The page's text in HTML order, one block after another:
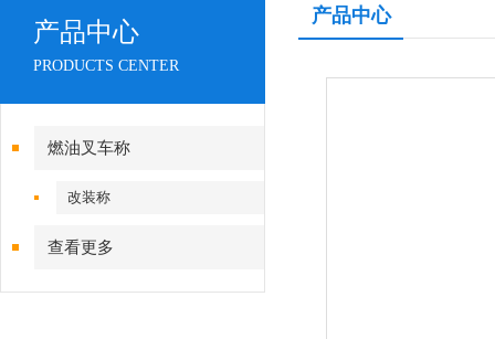
产品中心
PRODUCTS CENTER
燃油叉车称
改装称
查看更多
产品中心